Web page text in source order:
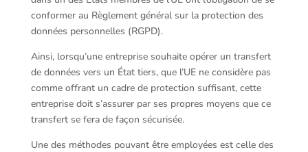
conformer au Règlement général sur la protection des
données personnelles (RGPD).
Ainsi, lorsqu’une entreprise souhaite opérer un transfert
de données vers un État tiers, que l’UE ne considère pas
comme offrant un cadre de protection suffisant, cette
entreprise doit s’assurer par ses propres moyens que ce
transfert se fera de façon sécurisée.
Une des méthodes pouvant être employées est celle des